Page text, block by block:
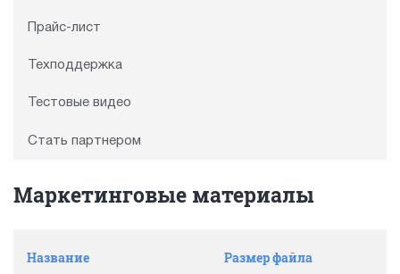
Прайс-лист
Техподдержка
Тестовые видео
Стать партнером
Маркетинговые материалы
Название Размер файла